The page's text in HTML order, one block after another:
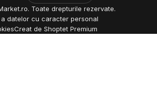
Toate drepturile rezervate.
datelor cu caracter personal
Creat de Shoptet Premium